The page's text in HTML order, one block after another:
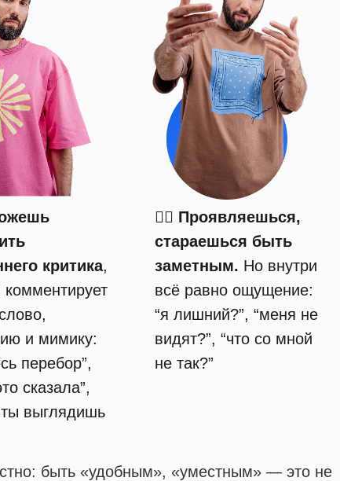
критика,
комментирует
и мимику:
перебор”,
сказала”,
ты выглядишь
быть «удобным», «уместным» — это не
😶‍🌫️ Проявляешься,
стараешься быть
заметным. Но внутри
всё равно ощущение:
“я лишний?”, “меня не
видят?”, “что со мной
не так?”